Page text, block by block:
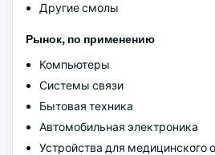
Другие смолы
Рынок, по применению
Компьютеры
Системы связи
Бытовая техника
Автомобильная электроника
Устройства для медицинского